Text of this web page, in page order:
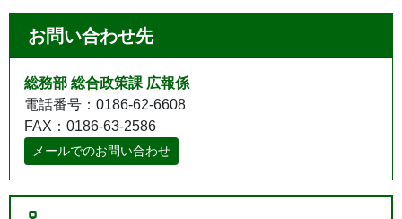
お問い合わせ先
総務部 総合政策課 広報係
電話番号：0186-62-6608
FAX：0186-63-2586
メールでのお問い合わせ